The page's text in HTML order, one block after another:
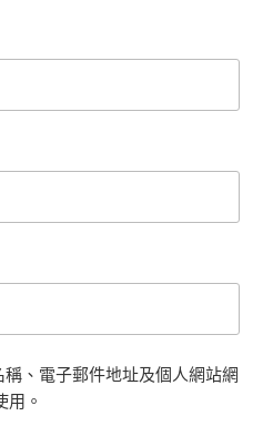
、電子郵件地址及個人網站網
。